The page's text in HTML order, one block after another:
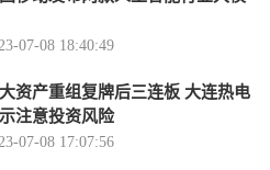
07-08 18:40:49
资产重组复牌后三连板 大连热电
注意投资风险
07-08 17:07:56